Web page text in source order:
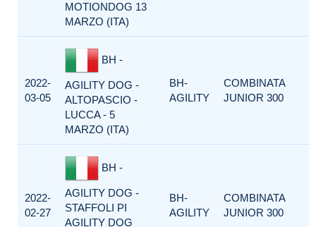
MOTIONDOG 13
MARZO (ITA)
2022-
03-05
BH -
AGILITY DOG -
ALTOPASCIO -
LUCCA - 5
MARZO (ITA)
BH-
AGILITY
COMBINATA
JUNIOR 300
2022-
02-27
BH -
AGILITY DOG -
STAFFOLI PI
AGILITY DOG
BH-
AGILITY
COMBINATA
JUNIOR 300